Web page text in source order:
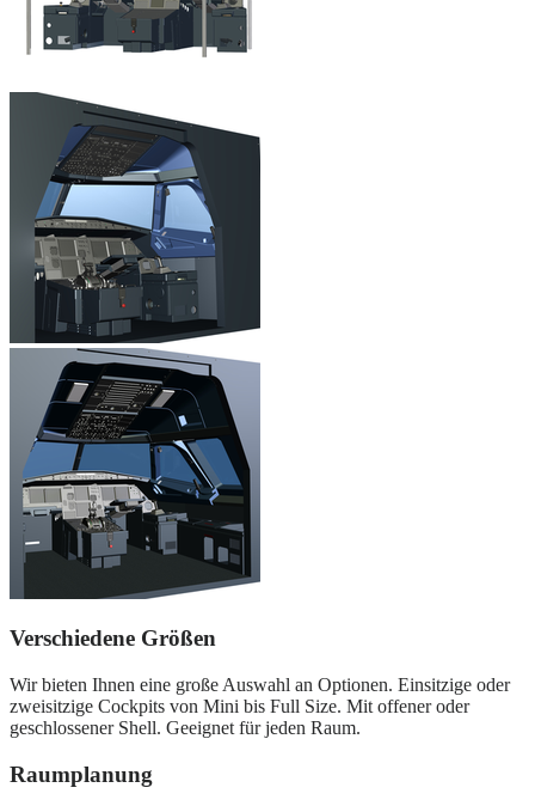
Verschiedene Größen
Wir bieten Ihnen eine große Auswahl an Optionen. Einsitzige oder
zweisitzige Cockpits von Mini bis Full Size. Mit offener oder
geschlossener Shell. Geeignet für jeden Raum.
Raumplanung